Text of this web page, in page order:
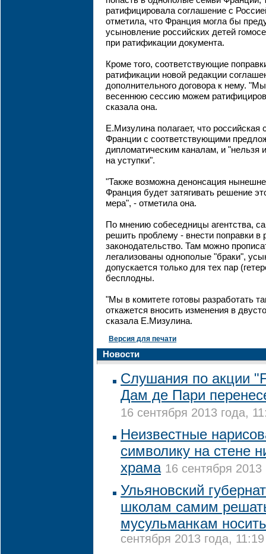
ратифицировала соглашение с
отметила, что Франция могла бы
усыновление российских детей
при ратификации документа.
Кроме того, соответствующие
ратификации новой редакции
дополнительного договора к нему.
весеннюю сессию можем
сказала она.
Е.Мизулина полагает, что российская
Франции с соответствующими
дипломатическим каналам, и "нельзя
на уступки".
"Также возможна денонсация
Франция будет затягивать решение
мера", - отметила она.
По мнению собеседницы агентства,
решить проблему - внести поправки в
законодательство. Там можно
легализованы однополые "браки",
допускается только для тех пар
бесплодны.
"Мы в комитете готовы разработать
откажется вносить изменения в
сказала Е.Мизулина.
Версия для печати
Новости
Слушания по акции
Дам де Пари
16 сентября 2013 года,
Неизвестные
символику на стене
храма 16 сентября 2013
Ульяновский
школам самим
мусульманкам
сентября 2013 года, 11:19